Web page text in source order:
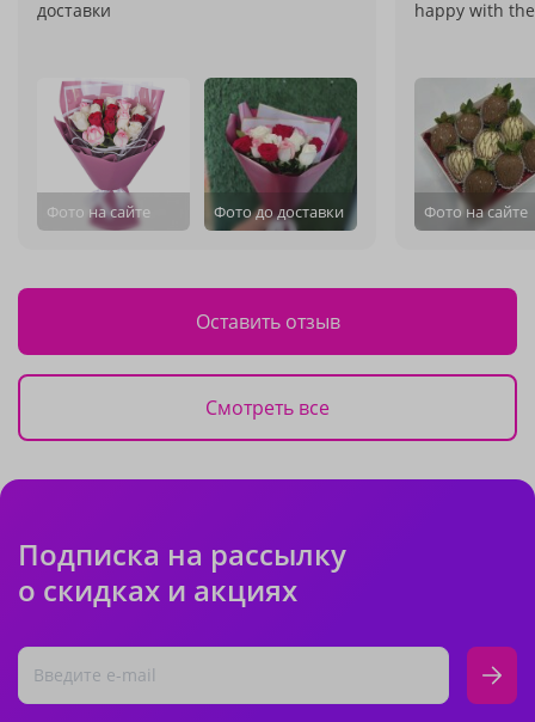
доставки
Фото на сайте Фото до доставки
happy with
Фото на сайте
Оставить отзыв
Смотреть все
Подписка на рассылку
о скидках и акциях